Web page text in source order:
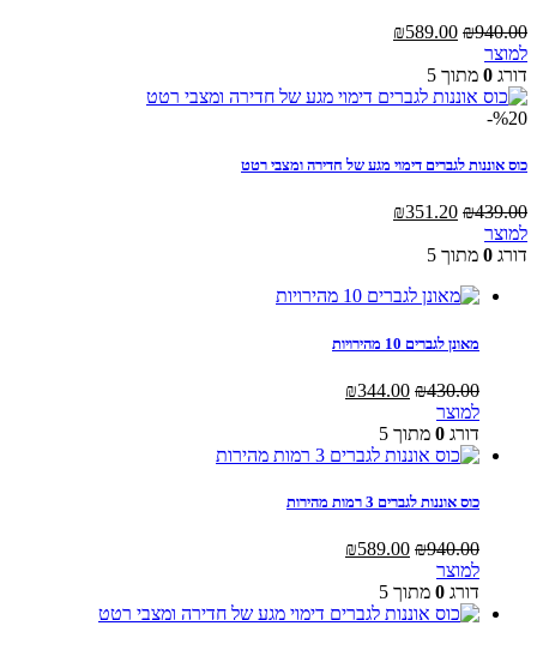
₪940.00
המחיר
היה:
₪940.00.
₪589.00
₪589.00.
למוצר
דורג 0 מתוך 5
%20-
כוס אוננות לגברים דימוי מגע של חדירה ומצבי רטט
₪439.00
המחיר
היה:
₪351.20
למוצר
דורג 0 מתוך 5
מאונן לגברים 10 מהירויות
₪430.00
המחיר
היה:
₪430.00.
₪344.00
₪344.00.
למוצר
דורג 0 מתוך 5
כוס אוננות לגברים 3 רמות מהירות
₪940.00
המחיר
היה:
₪940.00.
₪589.00
₪589.00.
למוצר
דורג 0 מתוך 5